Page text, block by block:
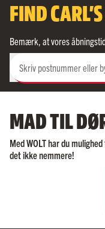
FIND
Bemærk, at vores
Skriv postnummer eller
MAD TIL
Med WOLT har du
det ikke nemmere!